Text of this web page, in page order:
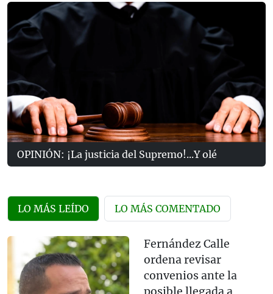
OPINIÓN: ¡La justicia del Supremo!...Y olé
LO MÁS LEÍDO LO MÁS COMENTADO
Fernández Calle
ordena revisar
convenios ante la